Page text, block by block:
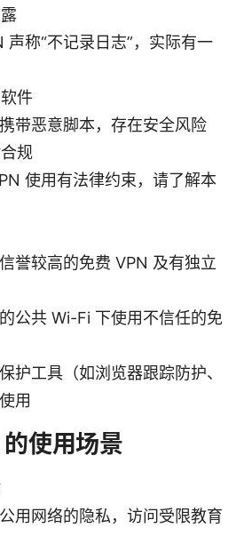
声称“不记录日志”，实际有一
件
带恶意脚本，存在安全风险
规
使用有法律约束，请了解本
誉较高的免费 VPN 及有独立
公共 Wi-Fi 下使用不信任的免
护工具（如浏览器跟踪防护、
用
使用场景
用网络的隐私，访问受限教育